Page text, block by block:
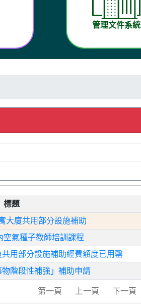
管理文件系統
標題
大廈共用部分設施補助
空氣種子教師培訓課程
用部分設施補助經費額度已用罄
階段性補強」補助申請
第一頁 上一頁 下一頁